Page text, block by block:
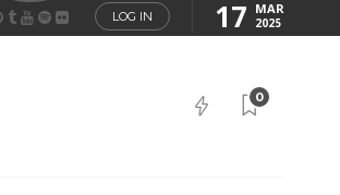
LOG IN 17 MAR
2025
0